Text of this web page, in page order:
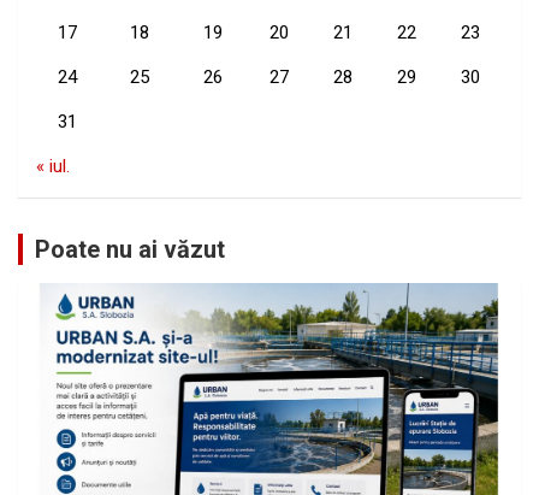
17 18 19 20 21 22 23
24 25 26 27 28 29 30
31
« iul.
Poate nu ai văzut